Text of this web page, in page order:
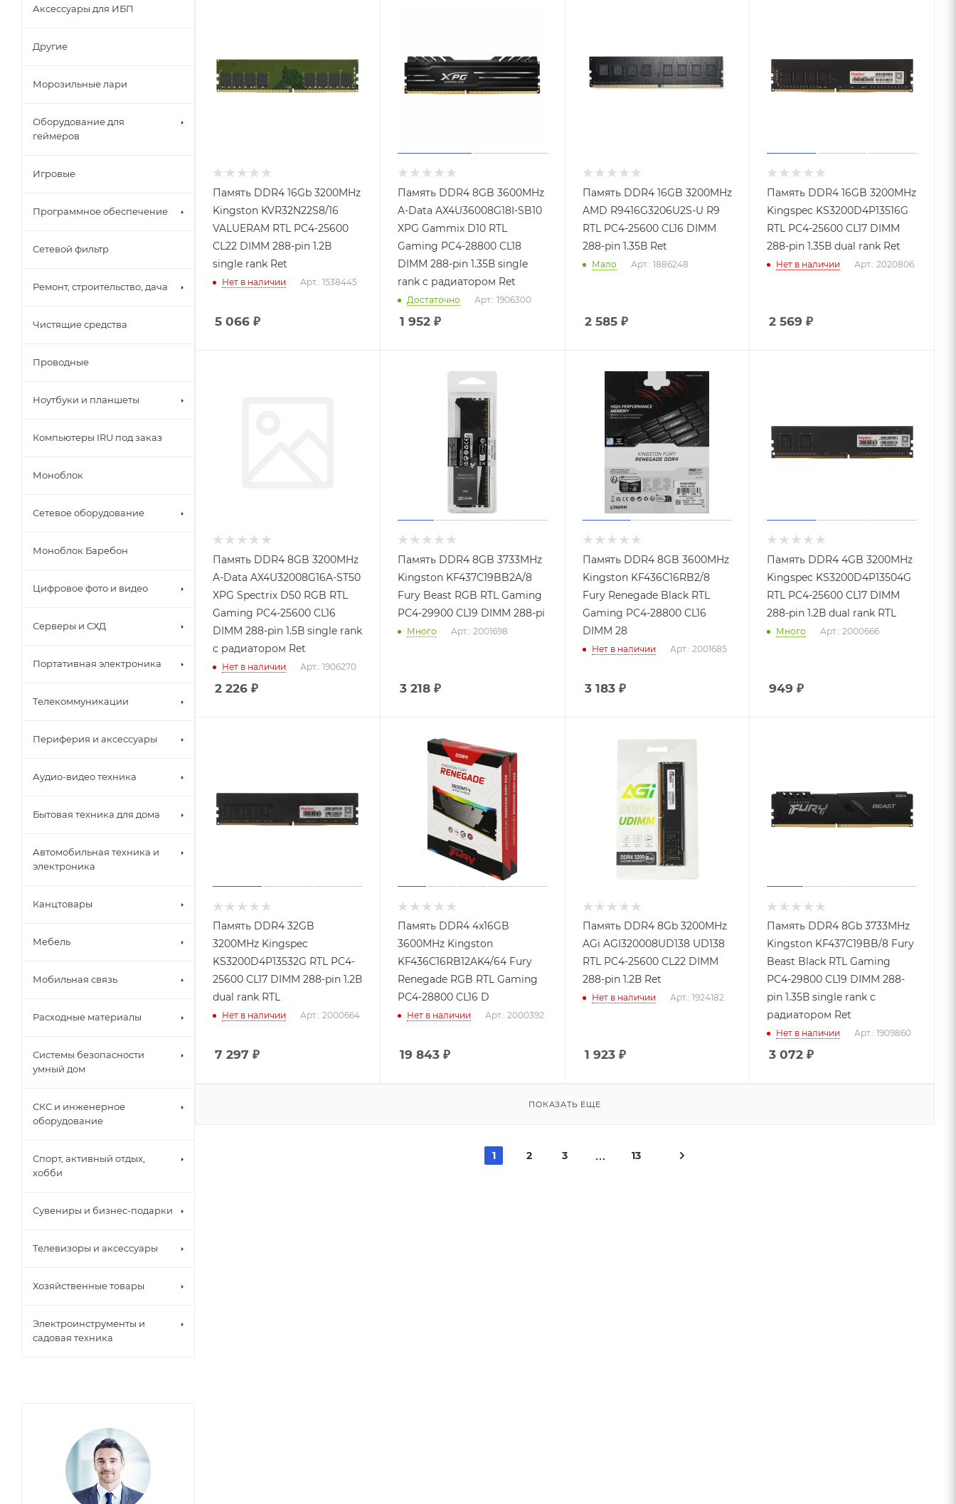
Память DDR4 16Gb 3200MHz
Kingston KVR32N22S8/16
VALUERAM RTL PC4-25600
CL22 DIMM 288-pin 1.2В
single rank Ret
Нет в наличии Арт.: 1538445
5 066 ₽
Память DDR4 8GB 3600MHz
A-Data AX4U36008G18I-SB10
XPG Gammix D10 RTL
Gaming PC4-28800 CL18
DIMM 288-pin 1.35В single
rank с радиатором Ret
Достаточно Арт.: 1906300
1 952₽
Память DDR4 16GB 3200MHz
AMD R9416G3206U2S-U R9
RTL PC4-25600 CL16 DIMM
288-pin 1.35В Ret
Мало Арт.: 1886248
2 585₽
Память DDR4 16GB 3200MHz
Kingspec KS3200D4P13516G
RTL PC4-25600 CL17 DIMM
288-pin 1.35В dual rank Ret
Нет в наличии Арт.: 2020806
2 569 ₽
Память DDR4 8GB 3200MHz
A-Data AX4U32008G16A-ST50
XPG Spectrix D50 RGB RTL
Gaming PC4-25600 CL16
DIMM 288-pin 1.5В single rank
с радиатором Ret
Нет в наличии Арт.: 1906270
2 226 ₽
Память DDR4 8GB 3733MHz
Kingston KF437C19BB2A/8
Fury Beast RGB RTL Gaming
PC4-29900 CL19 DIMM 288-pi
Много Арт.: 2001698
3 218₽
Память DDR4 8GB 3600MHz
Kingston KF436C16RB2/8
Fury Renegade Black RTL
Gaming PC4-28800 CL16
DIMM 28
Нет в наличии Арт.: 2001685
3 183₽
Память DDR4 4GB 3200MHz
Kingspec KS3200D4P13504G
RTL PC4-25600 CL17 DIMM
288-pin 1.2В dual rank RTL
Много Арт.: 2000666
949 ₽
Память DDR4 32GB
3200MHz Kingspec
KS3200D4P13532G RTL PC4-
25600 CL17 DIMM 288-pin 1.2В
dual rank RTL
Нет в наличии Арт.: 2000664
7 297 ₽
Память DDR4 4x16GB
3600MHz Kingston
KF436C16RB12AK4/64 Fury
Renegade RGB RTL Gaming
PC4-28800 CL16 D
Нет в наличии Арт.: 2000392
19 843₽
Память DDR4 8Gb 3200MHz
AGi AGI320008UD138 UD138
RTL PC4-25600 CL22 DIMM
288-pin 1.2В Ret
Нет в наличии Арт.: 1924182
1 923₽
Память DDR4 8Gb 3733MHz
Kingston KF437C19BB/8 Fury
Beast Black RTL Gaming
PC4-29800 CL19 DIMM 288-
pin 1.35В single rank с
радиатором Ret
Нет в наличии Арт.: 1909860
3 072 ₽
ПОКАЗАТЬ ЕЩЕ
1 2 3 13
Аксессуары для ИБП
Другие
Морозильные лари
Оборудование для
геймеров
Игровые
Программное обеспечение
Сетевой фильтр
Ремонт, строительство, дача
Чистящие средства
Проводные
Ноутбуки и планшеты
Компьютеры IRU под заказ
Моноблок
Сетевое оборудование
Моноблок Баребон
Цифровое фото и видео
Серверы и СХД
Портативная электроника
Телекоммуникации
Периферия и аксессуары
Аудио-видео техника
Бытовая техника для дома
Автомобильная техника и
электроника
Канцтовары
Мебель
Мобильная связь
Расходные материалы
Системы безопасности
умный дом
СКС и инженерное
оборудование
Спорт, активный отдых,
хобби
Сувениры и бизнес-подарки
Телевизоры и аксессуары
Хозяйственные товары
Электроинструменты и
садовая техника